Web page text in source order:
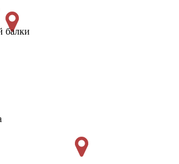
балки